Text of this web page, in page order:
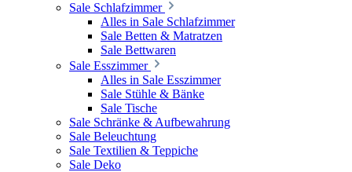
Sale Schlafzimmer
Alles in Sale Schlafzimmer
Sale Betten & Matratzen
Sale Bettwaren
Sale Esszimmer
Alles in Sale Esszimmer
Sale Stühle & Bänke
Sale Tische
Sale Schränke & Aufbewahrung
Sale Beleuchtung
Sale Textilien & Teppiche
Sale Deko